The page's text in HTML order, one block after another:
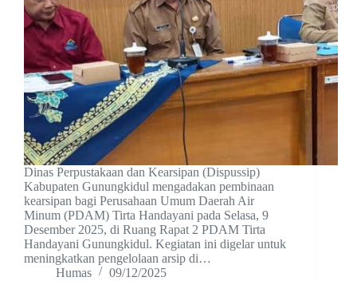
Dinas Perpustakaan dan Kearsipan (Dispussip)
Kabupaten Gunungkidul mengadakan pembinaan
kearsipan bagi Perusahaan Umum Daerah Air
Minum (PDAM) Tirta Handayani pada Selasa, 9
Desember 2025, di Ruang Rapat 2 PDAM Tirta
Handayani Gunungkidul. Kegiatan ini digelar untuk
meningkatkan pengelolaan arsip di…
Humas
09/12/2025